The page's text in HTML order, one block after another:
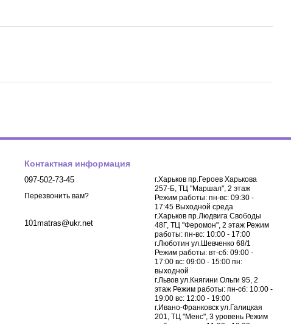
Контактная информация
097-502-73-45
Перезвонить вам?
101matras@ukr.net
г.Харьков пр.Героев Харькова
257-Б, ТЦ "Маршал", 2 этаж
Режим работы: пн-вс: 09:30 -
17:45 Выходной среда
г.Харьков пр.Людвига Свободы
48Г, ТЦ "Феромон", 2 этаж Режим
работы: пн-вс: 10:00 - 17:00
г.Люботин ул.Шевченко 68/1
Режим работы: вт-сб: 09:00 -
17:00 вс: 09:00 - 15:00 пн:
выходной
г.Львов ул.Княгини Ольги 95, 2
этаж Режим работы: пн-сб: 10:00 -
19:00 вс: 12:00 - 19:00
г.Ивано-Франковск ул.Галицкая
201, ТЦ "Менс", 3 уровень Режим